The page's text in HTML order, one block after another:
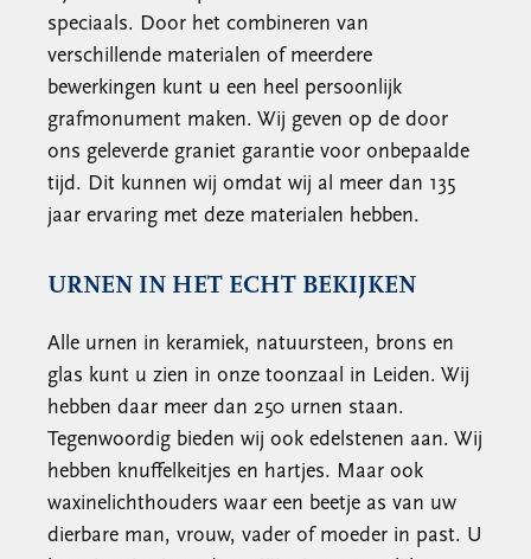
speciaals. Door het combineren van
verschillende materialen of meerdere
bewerkingen kunt u een heel persoonlijk
grafmonument maken. Wij geven op de door
ons geleverde graniet garantie voor onbepaalde
tijd. Dit kunnen wij omdat wij al meer dan 135
jaar ervaring met deze materialen hebben.
URNEN IN HET ECHT BEKIJKEN
Alle urnen in keramiek, natuursteen, brons en
glas kunt u zien in onze toonzaal in Leiden. Wij
hebben daar meer dan 250 urnen staan.
Tegenwoordig bieden wij ook edelstenen aan. Wij
hebben knuffelkeitjes en hartjes. Maar ook
waxinelichthouders waar een beetje as van uw
dierbare man, vrouw, vader of moeder in past. U